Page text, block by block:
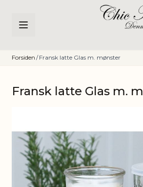
Forsiden / Fransk latte Glas m. mønster
Fransk latte Glas m.